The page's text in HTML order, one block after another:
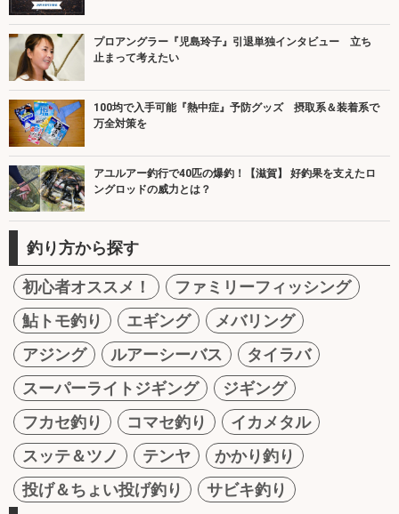
プロアングラー『児島玲子』引退単独インタビュー 立ち
止まって考えたい
100均で入手可能『熱中症』予防グッズ 摂取系＆装着系で
万全対策を
アユルアー釣行で40匹の爆釣！【滋賀】 好釣果を支えたロ
ングロッドの威力とは？
釣り方から探す
初心者オススメ！
ファミリーフィッシング
鮎トモ釣り
エギング
メバリング
アジング
ルアーシーバス
タイラバ
スーパーライトジギング
ジギング
フカセ釣り
コマセ釣り
イカメタル
スッテ＆ツノ
テンヤ
かかり釣り
投げ＆ちょい投げ釣り
サビキ釣り